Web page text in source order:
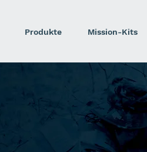
Produkte Mission-Kits